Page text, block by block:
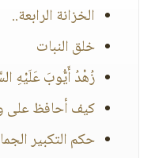
الخزانة الرابعة..
خلق النبات
زُهْدُ أَيُّوبَ عَلَيْهِ
كيف أحافظ على
حكم التكبير